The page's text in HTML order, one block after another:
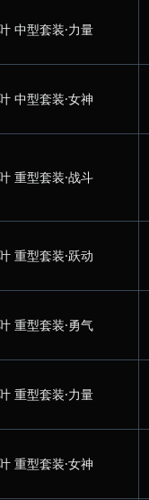
中型套装·力量
中型套装·女神
重型套装·战斗
重型套装·跃动
重型套装·勇气
重型套装·力量
重型套装·女神